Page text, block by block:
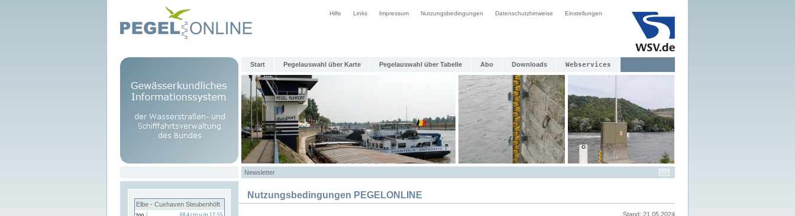
Hilfe Links Impressum Nutzungsbedingungen Datenschutzhinweise Einstellungen
Start Pegelauswahl über Karte Pegelauswahl über Tabelle Abo Downloads Webservices
Newsletter
Elbe - Cuxhaven Steubenhöft
Nutzungsbedingungen PEGELONLINE
Stand: 21.05.2024